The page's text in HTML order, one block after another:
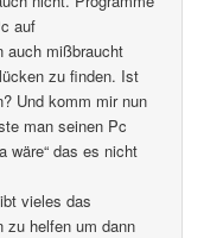
auf
auch mißbraucht
zu finden. Ist
Und komm mir nun
man seinen Pc
wäre“ das es nicht
vieles das
zu helfen um dann